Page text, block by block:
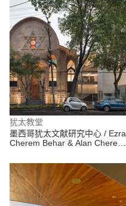
犹太教堂
墨西哥犹太文献研究中心 / Ezra
Cherem Behar & Alan Cherem